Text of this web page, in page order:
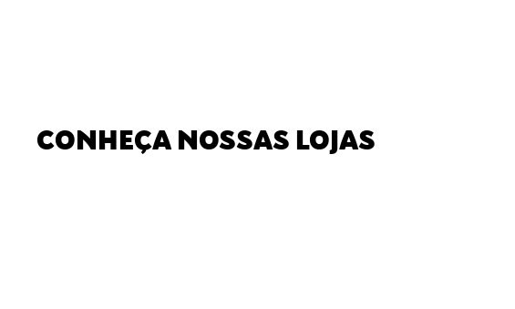
CONHEÇA NOSSAS LOJAS